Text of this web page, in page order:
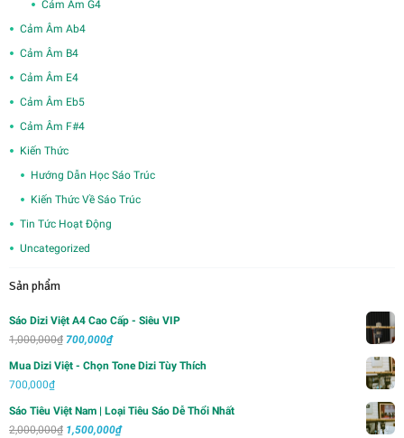
Cảm Âm G4
Cảm Âm Ab4
Cảm Âm B4
Cảm Âm E4
Cảm Âm Eb5
Cảm Âm F#4
Kiến Thức
Hướng Dẫn Học Sáo Trúc
Kiến Thức Về Sáo Trúc
Tin Tức Hoạt Động
Uncategorized
Sản phẩm
Sáo Dizi Việt A4 Cao Cấp - Siêu VIP
1,000,000₫ Giá
là:
700,000₫Giá
700,000₫.
Mua Dizi Việt - Chọn Tone Dizi Tùy Thích
700,000₫
Sáo Tiêu Việt Nam | Loại Tiêu Sáo Dễ Thổi Nhất
2,000,000₫ Giá
1,500,000₫Giá